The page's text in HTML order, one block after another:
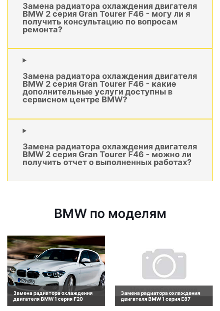
Замена радиатора охлаждения двигателя
BMW 2 серия Gran Tourer F46 - могу ли я
получить консультацию по вопросам
ремонта?
Замена радиатора охлаждения двигателя
BMW 2 серия Gran Tourer F46 - какие
дополнительные услуги доступны в
сервисном центре BMW?
Замена радиатора охлаждения двигателя
BMW 2 серия Gran Tourer F46 - можно ли
получить отчет о выполненных работах?
BMW по моделям
Замена радиатора охлаждения
двигателя BMW 1 серия F20
Замена радиатора охлаждения
двигателя BMW 1 серия E87